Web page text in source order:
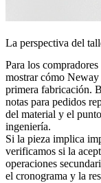
La perspectiva del
Para los
mostrar cómo Neway
primera fabricación.
notas para pedidos
del material y el
ingeniería.
Si la pieza implica
verificamos si la
operaciones
el cronograma y la